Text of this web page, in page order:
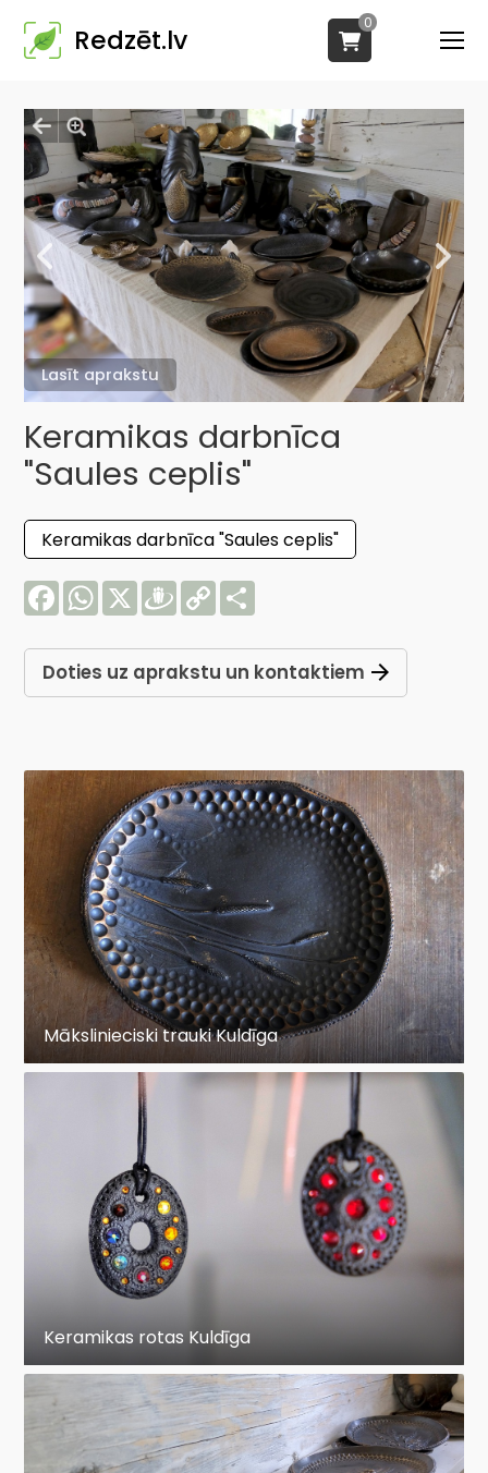
Redzēt.lv
0
Lasīt aprakstu
Keramikas darbnīca
"Saules ceplis"
Keramikas darbnīca "Saules ceplis"
FacebookWhatsApp
X Draugiem
Copy
Link
Doties uz aprakstu un kontaktiem
Mākslinieciski trauki Kuldīga
Keramikas rotas Kuldīga